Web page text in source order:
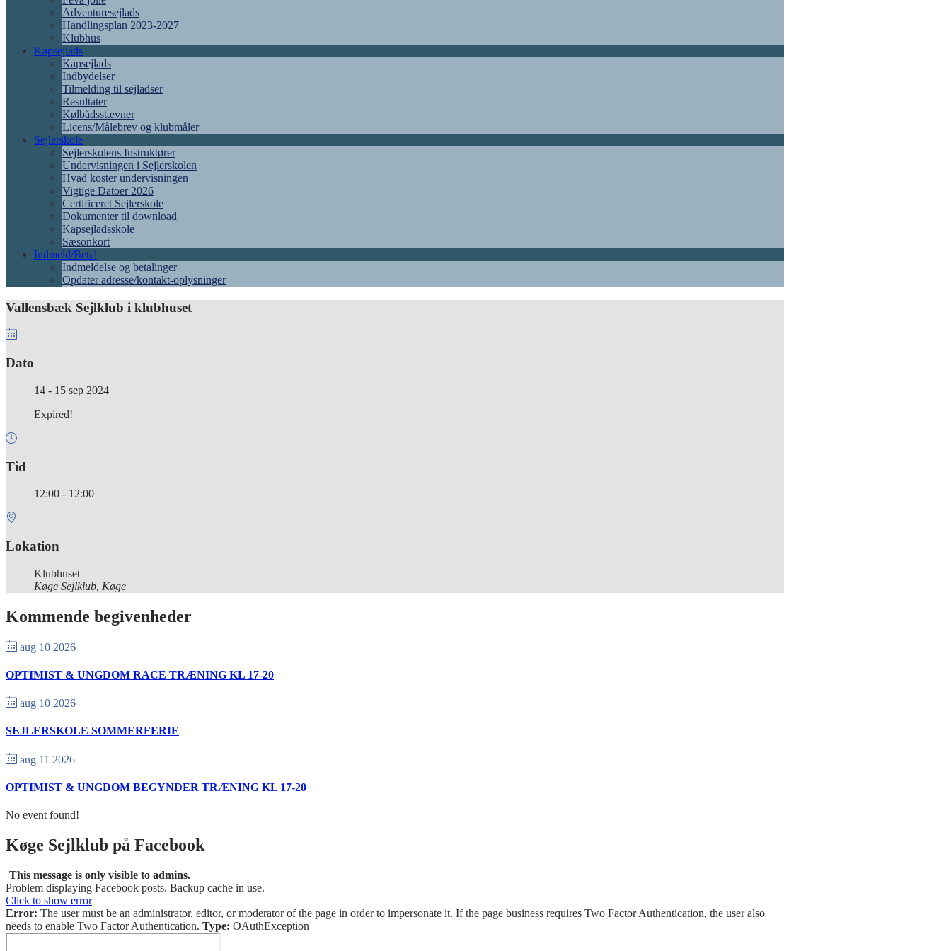
Adventuresejlads
Handlingsplan 2023-2027
Klubhus
Kapsejlads
Kapsejlads
Indbydelser
Tilmelding til sejladser
Resultater
Kølbådsstævner
Licens/Målebrev og klubmåler
Sejlerskole
Sejlerskolens Instruktører
Undervisningen i Sejlerskolen
Hvad koster undervisningen
Vigtige Datoer 2026
Certificeret Sejlerskole
Dokumenter til download
Kapsejladsskole
Sæsonkort
Indmeld/Betal
Indmeldelse og betalinger
Opdater adresse/kontakt-oplysninger
Vallensbæk Sejlklub i klubhuset
Dato
14 - 15 sep 2024
Expired!
Tid
12:00 - 12:00
Lokation
Klubhuset
Køge Sejlklub, Køge
Kommende begivenheder
aug 10 2026
OPTIMIST & UNGDOM RACE TRÆNING KL 17-20
aug 10 2026
SEJLERSKOLE SOMMERFERIE
aug 11 2026
OPTIMIST & UNGDOM BEGYNDER TRÆNING KL 17-20
No event found!
Køge Sejlklub på Facebook
This message is only visible to admins.
Problem displaying Facebook posts. Backup cache in use.
Click to show error
Error: The user must be an administrator, editor, or moderator of the page in order to impersonate it. If the page business requires Two Factor Authentication, the user also
needs to enable Two Factor Authentication. Type: OAuthException